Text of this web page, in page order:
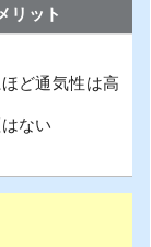
リット
ど通気性は高
ない